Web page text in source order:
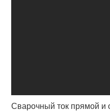
Сварочный ток прямой и